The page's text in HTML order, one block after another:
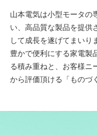
山本電気は小型モータの
い、高品質な製品を提供
して成長を遂げてまいり
豊かで便利にする家電製
る積み重ねと、お客様ニ
から評価頂ける「ものづ